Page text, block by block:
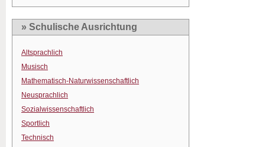
» Schulische Ausrichtung
Altsprachlich
Musisch
Mathematisch-Naturwissenschaftlich
Neusprachlich
Sozialwissenschaftlich
Sportlich
Technisch